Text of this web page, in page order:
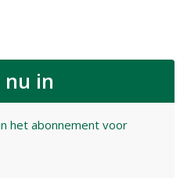
nu in
het abonnement voor